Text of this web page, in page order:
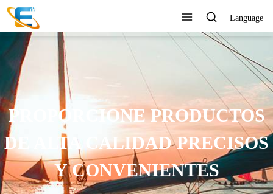
Language
SERVICIO AL CLIENTE 24
HORAS EN LÍNEA